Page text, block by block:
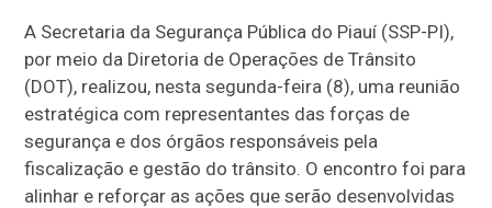
A Secretaria da Segurança Pública do Piauí (SSP-PI),
por meio da Diretoria de Operações de Trânsito
(DOT), realizou, nesta segunda-feira (8), uma reunião
estratégica com representantes das forças de
segurança e dos órgãos responsáveis pela
fiscalização e gestão do trânsito. O encontro foi para
alinhar e reforçar as ações que serão desenvolvidas